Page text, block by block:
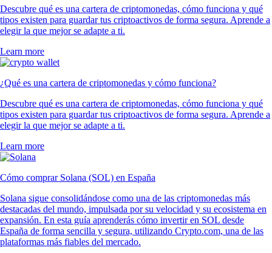
Descubre qué es una cartera de criptomonedas, cómo funciona y qué
tipos existen para guardar tus criptoactivos de forma segura. Aprende a
elegir la que mejor se adapte a ti.
Learn more
¿Qué es una cartera de criptomonedas y cómo funciona?
Descubre qué es una cartera de criptomonedas, cómo funciona y qué
tipos existen para guardar tus criptoactivos de forma segura. Aprende a
elegir la que mejor se adapte a ti.
Learn more
Cómo comprar Solana (SOL) en España
Solana sigue consolidándose como una de las criptomonedas más
destacadas del mundo, impulsada por su velocidad y su ecosistema en
expansión. En esta guía aprenderás cómo invertir en SOL desde
España de forma sencilla y segura, utilizando Crypto.com, una de las
plataformas más fiables del mercado.